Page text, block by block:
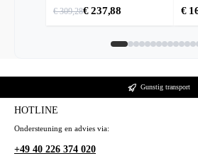
€ 309,28€ 237,88 €
Gunstig transport
HOTLINE
Ondersteuning en advies via:
+49 40 226 374 020